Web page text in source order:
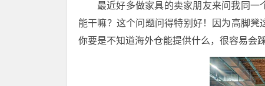
最近好多做家具的卖家朋友来问我同
能干嘛？这个问题问得特别好！因为高脚凳
你要是不知道海外仓能提供什么，很容易会踩